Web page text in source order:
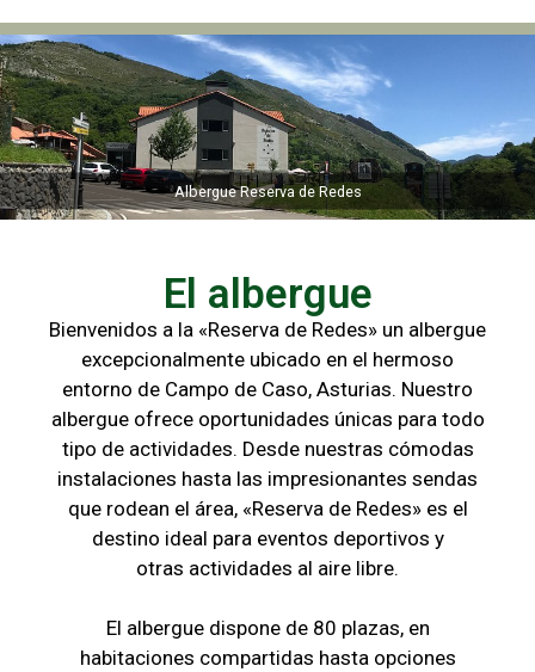
Albergue Reserva de Redes
El albergue
Bienvenidos a la «Reserva de Redes» un albergue
excepcionalmente ubicado en el hermoso
entorno de Campo de Caso, Asturias. Nuestro
albergue ofrece oportunidades únicas para todo
tipo de actividades. Desde nuestras cómodas
instalaciones hasta las impresionantes sendas
que rodean el área, «Reserva de Redes» es el
destino ideal para eventos deportivos y
otras actividades al aire libre.
El albergue dispone de 80 plazas, en
habitaciones compartidas hasta opciones